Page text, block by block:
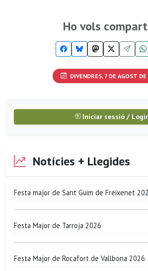
Ho vols
DIVENDRES, 7 DE AGOST
Iniciar sessió /
Notícies + Llegides
Festa major de Sant Guim de Freixenet
Festa Major de Tarroja 2026
Festa Major de Rocafort de Vallbona 2026